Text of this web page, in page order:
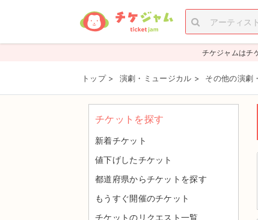
チケジャムはチ
トップ > 演劇・ミュージカル > その他の演劇
チケットを探す
新着チケット
値下げしたチケット
都道府県からチケットを探す
もうすぐ開催のチケット
チケットのリクエスト一覧